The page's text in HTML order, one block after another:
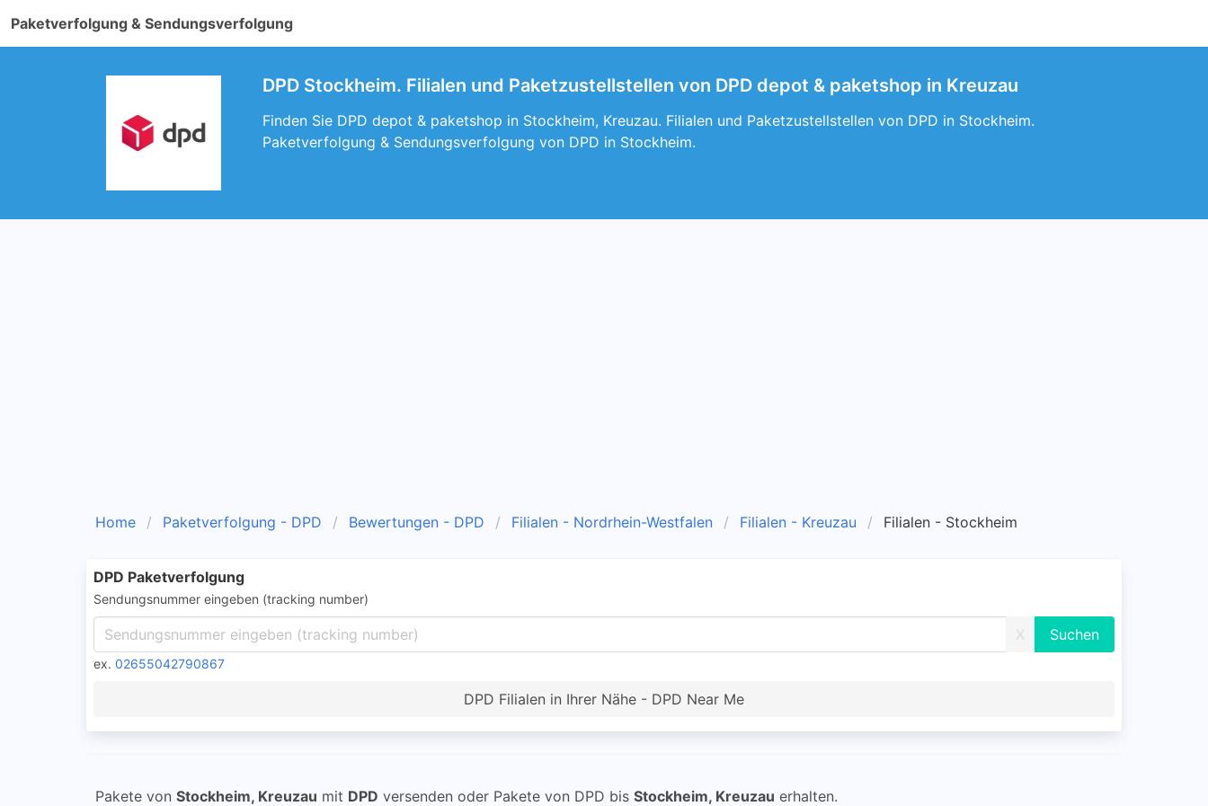
Paketverfolgung & Sendungsverfolgung
DPD Stockheim. Filialen und Paketzustellstellen von DPD depot & paketshop in Kreuzau
Finden Sie DPD depot & paketshop in Stockheim, Kreuzau. Filialen und Paketzustellstellen von DPD in Stockheim.
Paketverfolgung & Sendungsverfolgung von DPD in Stockheim.
Home Paketverfolgung - DPD Bewertungen - DPD Filialen - Nordrhein-Westfalen Filialen - Kreuzau Filialen - Stockheim
DPD Paketverfolgung
Sendungsnummer eingeben (tracking number)
X
ex. 02655042790867
DPD Filialen in Ihrer Nähe - DPD Near Me
Pakete von Stockheim, Kreuzau mit DPD versenden oder Pakete von DPD bis Stockheim, Kreuzau erhalten.